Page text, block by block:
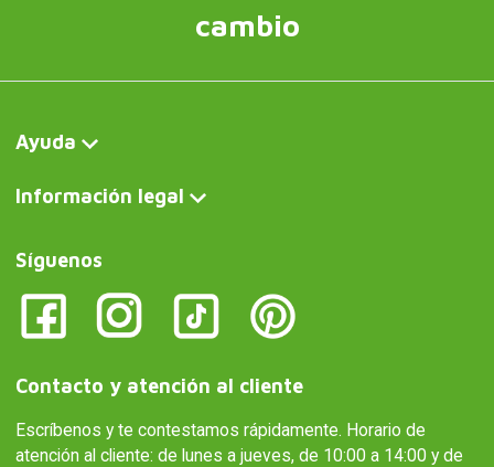
cambio
Ayuda
Información legal
Síguenos
Contacto y atención al cliente
Escríbenos y te contestamos rápidamente. Horario de
atención al cliente: de lunes a jueves, de 10:00 a 14:00 y de